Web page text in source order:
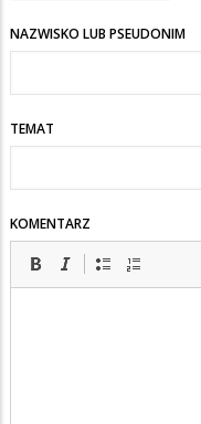
NAZWISKO LUB PSEUDONIM
TEMAT
KOMENTARZ